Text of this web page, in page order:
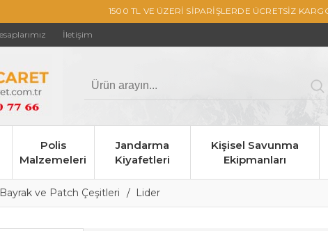
1500 TL VE ÜZERİ SİPARİŞLERDE ÜCRETSİZ
İletişim
Polis
Malzemeleri
Jandarma
Kiyafetleri
Kişisel Savunma
Ekipmanları
ve Patch Çeşitleri Lider